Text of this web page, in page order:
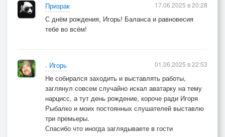
Призрак
С днём рождения, Игорь! Баланса и равновесия
тебе во всём!
17.06.2025 в 20:28
. Игорь
Не собирался заходить и выставлять работы,
заглянул совсем случайно искал аватарку на тему
нарцисс, а тут день рождение, короче ради Игоря
Рыбалко и моих постоянных слушателей выставлю
три премьеры.
Спасибо что иногда заглядываете в гости
01.06.2025 в 22:53